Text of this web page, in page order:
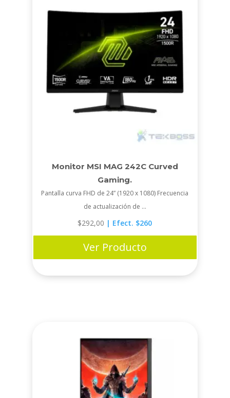
Monitor MSI MAG 242C Curved
Gaming.
Pantalla curva FHD de 24” (1920 x 1080) Frecuencia
de actualización de ...
$292,00 | Efect. $260
Ver Producto